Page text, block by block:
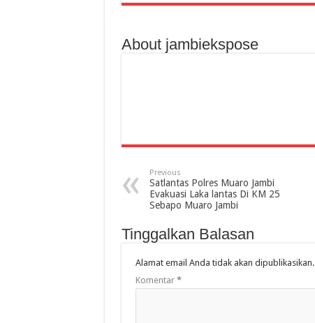
About jambiekspose
Previous
Satlantas Polres Muaro Jambi
Evakuasi Laka lantas Di KM 25
Sebapo Muaro Jambi
Tinggalkan Balasan
Alamat email Anda tidak akan dipublikasikan.
Komentar *